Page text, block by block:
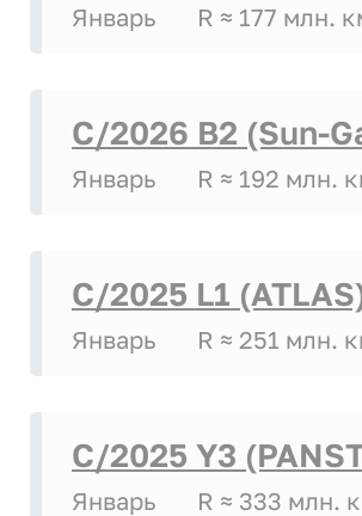
Январь R ≈ 177 млн.
C/2026 B2 (Sun-
Январь R ≈ 192 млн.
C/2025 L1
Январь R ≈ 251 млн.
C/2025 Y3
Январь R ≈ 333 млн.